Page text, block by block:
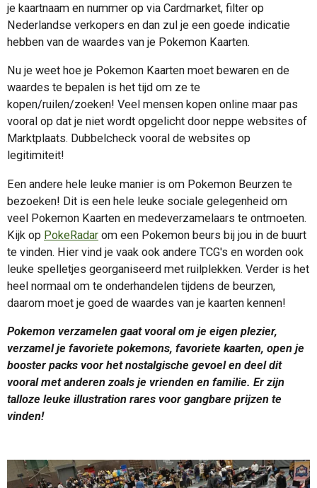
je kaartnaam en nummer op via Cardmarket, filter op
Nederlandse verkopers en dan zul je een goede indicatie
hebben van de waardes van je Pokemon Kaarten.
Nu je weet hoe je Pokemon Kaarten moet bewaren en de
waardes te bepalen is het tijd om ze te
kopen/ruilen/zoeken! Veel mensen kopen online maar pas
vooral op dat je niet wordt opgelicht door neppe websites of
Marktplaats. Dubbelcheck vooral de websites op
legitimiteit!
Een andere hele leuke manier is om Pokemon Beurzen te
bezoeken! Dit is een hele leuke sociale gelegenheid om
veel Pokemon Kaarten en medeverzamelaars te ontmoeten.
Kijk op PokeRadar om een Pokemon beurs bij jou in de buurt
te vinden. Hier vind je vaak ook andere TCG's en worden ook
leuke spelletjes georganiseerd met ruilplekken. Verder is het
heel normaal om te onderhandelen tijdens de beurzen,
daarom moet je goed de waardes van je kaarten kennen!
Pokemon verzamelen gaat vooral om je eigen plezier,
verzamel je favoriete pokemons, favoriete kaarten, open je
booster packs voor het nostalgische gevoel en deel dit
vooral met anderen zoals je vrienden en familie. Er zijn
talloze leuke illustration rares voor gangbare prijzen te
vinden!